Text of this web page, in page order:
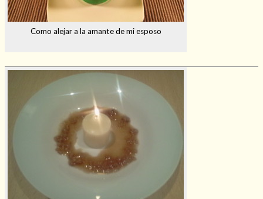
Como alejar a la amante de mi esposo